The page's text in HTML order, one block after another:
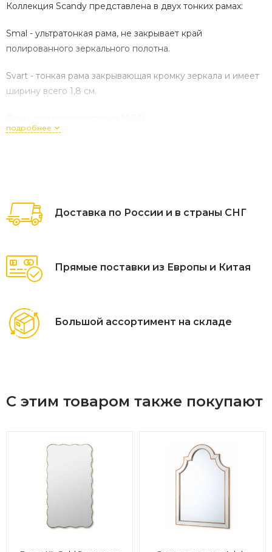
Коллекция Scandy представлена в двух тонких рамах:
Smal - ультратонкая рама, не закрывает край
полированного зеркального полотна.
Svart - тонкая рама закрывающая кромку зеркала и имеет
ширину всего 1,8 см.
Золотая и серебряная --- Поталь.
подробнее
Доставка по России и в страны СНГ
Прямые поставки из Европы и Китая
Большой ассортимент на складе
С этим товаром также покупают